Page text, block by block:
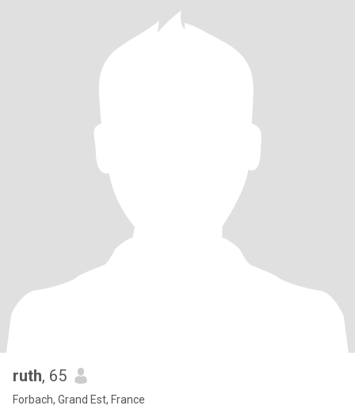
ruth, 65
Forbach, Grand Est, France